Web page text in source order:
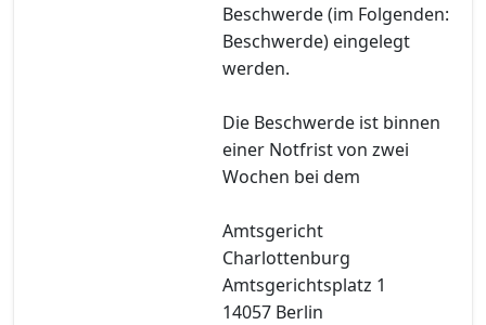
Beschwerde (im Folgenden:
Beschwerde) eingelegt
werden.
Die Beschwerde ist binnen
einer Notfrist von zwei
Wochen bei dem
Amtsgericht
Charlottenburg
Amtsgerichtsplatz 1
14057 Berlin